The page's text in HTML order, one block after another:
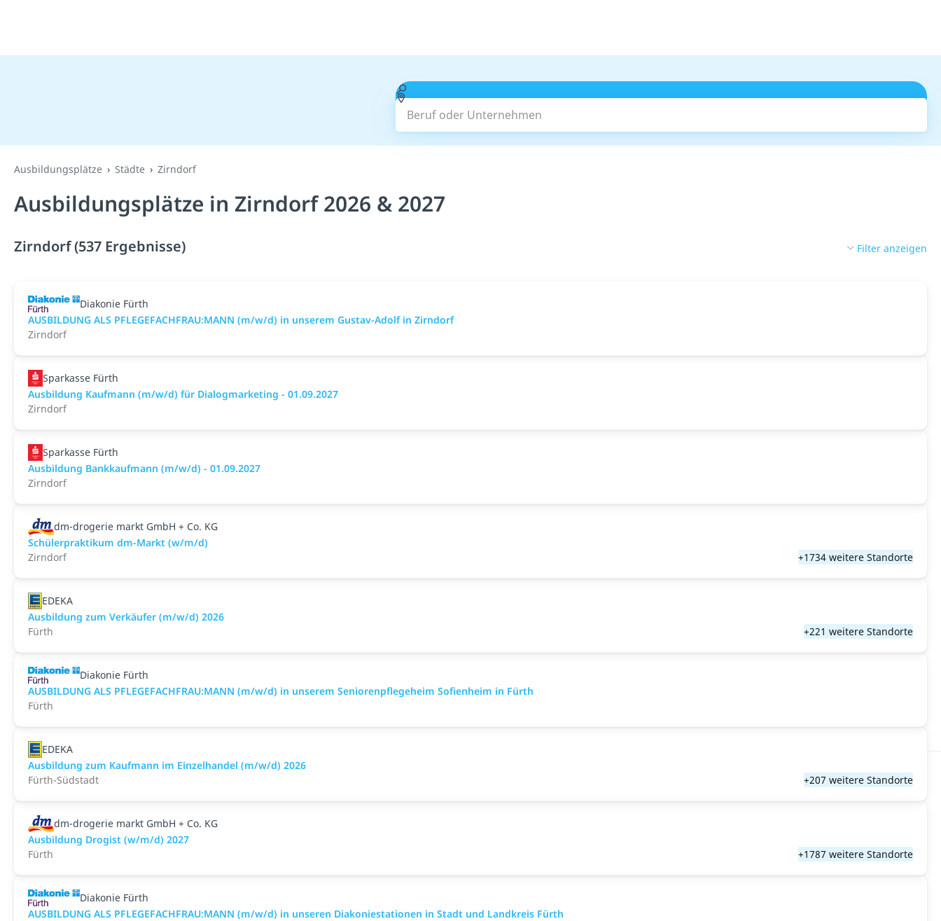
Beruf oder Unternehmen
Ausbildungsplätze Städte Zirndorf
Ausbildungsplätze in Zirndorf 2026 & 2027
Zirndorf (537 Ergebnisse) Filter anzeigen
Diakonie Fürth
AUSBILDUNG ALS PFLEGEFACHFRAU:MANN (m/w/d) in unserem Gustav-Adolf in Zirndorf
Zirndorf
Sparkasse Fürth
Ausbildung Kaufmann (m/w/d) für Dialogmarketing - 01.09.2027
Zirndorf
Sparkasse Fürth
Ausbildung Bankkaufmann (m/w/d) - 01.09.2027
Zirndorf
dm-drogerie markt GmbH + Co. KG
Schülerpraktikum dm-Markt (w/m/d)
Zirndorf
+1734 weitere Standorte
EDEKA
Ausbildung zum Verkäufer (m/w/d) 2026
Fürth
+221 weitere Standorte
Diakonie Fürth
AUSBILDUNG ALS PFLEGEFACHFRAU:MANN (m/w/d) in unserem Seniorenpflegeheim Sofienheim in Fürth
Fürth
EDEKA
Ausbildung zum Kaufmann im Einzelhandel (m/w/d) 2026
Fürth-Südstadt
+207 weitere Standorte
dm-drogerie markt GmbH + Co. KG
Ausbildung Drogist (w/m/d) 2027
Fürth
+1787 weitere Standorte
Diakonie Fürth
AUSBILDUNG ALS PFLEGEFACHFRAU:MANN (m/w/d) in unseren Diakoniestationen in Stadt und Landkreis Fürth